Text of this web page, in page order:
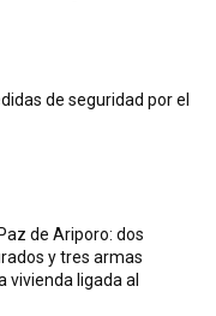
de seguridad por el
de Ariporo: dos
y tres armas
vivienda ligada al